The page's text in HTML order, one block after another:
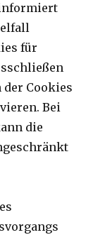
informiert
für
der Cookies
Bei
die